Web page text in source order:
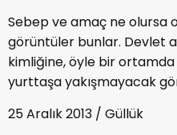
Sebep ve amaç ne olursa
görüntüler bunlar. Devlet
kimliğine, öyle bir ortamda
yurttaşa yakışmayacak
25 Aralık 2013 / Güllük